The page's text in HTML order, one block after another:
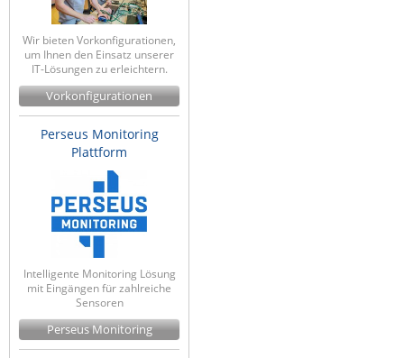
Wir bieten Vorkonfigurationen,
um Ihnen den Einsatz unserer
IT-Lösungen zu erleichtern.
Vorkonfigurationen
Perseus Monitoring
Plattform
Intelligente Monitoring Lösung
mit Eingängen für zahlreiche
Sensoren
Perseus Monitoring